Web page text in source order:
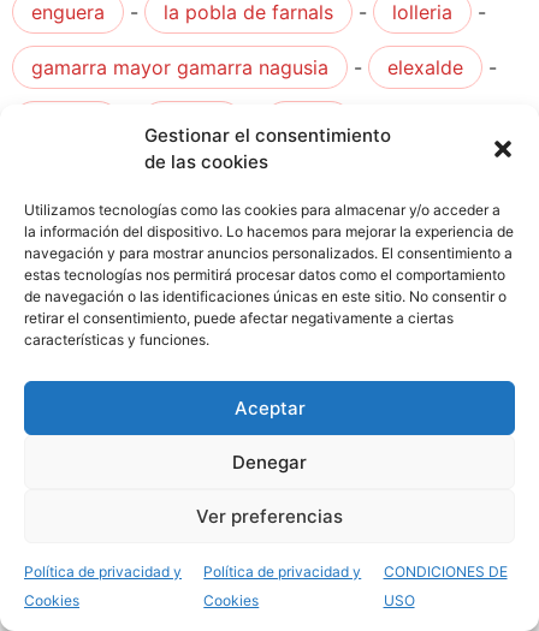
Gestionar el consentimiento
de las cookies
Utilizamos tecnologías como las cookies para almacenar y/o acceder a
la información del dispositivo. Lo hacemos para mejorar la experiencia de
navegación y para mostrar anuncios personalizados. El consentimiento a
estas tecnologías nos permitirá procesar datos como el comportamiento
de navegación o las identificaciones únicas en este sitio. No consentir o
retirar el consentimiento, puede afectar negativamente a ciertas
características y funciones.
Aceptar
Denegar
Ver preferencias
Política de privacidad y
Cookies
Política de privacidad y
Cookies
CONDICIONES DE
USO
enguera - la pobla de farnals - lolleria -
gamarra mayor gamarra nagusia - elexalde -
orduna ceuta
Opiniones del Grado
Superior Cocina y